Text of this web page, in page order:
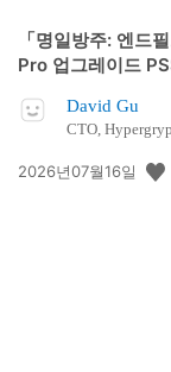
「명일방주: 엔드
Pro 업그레이드
David Gu
CTO,
공
2026년07월16일